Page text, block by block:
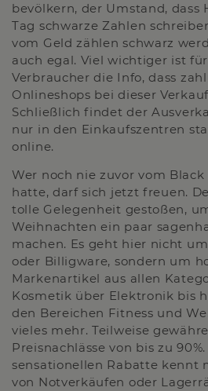
bevölkern, der Umstand, dass
Tag schwarze Zahlen
vom Geld zählen schwarz
auch egal. Viel wichtiger ist
Verbraucher die Info, dass
Onlineshops bei dieser
Schließlich findet der
nur in den Einkaufszentren
online.
Wer noch nie zuvor vom
hatte, darf sich jetzt freuen.
tolle Gelegenheit gestoßen,
Weihnachten ein paar
machen. Es geht hier nicht
oder Billigware, sondern um
Markenartikel aus allen
Kosmetik über Elektronik bis
den Bereichen Fitness und
vieles mehr. Teilweise
Preisnachlässe von bis zu
sensationellen Rabatte kennt
von Notverkäufen oder